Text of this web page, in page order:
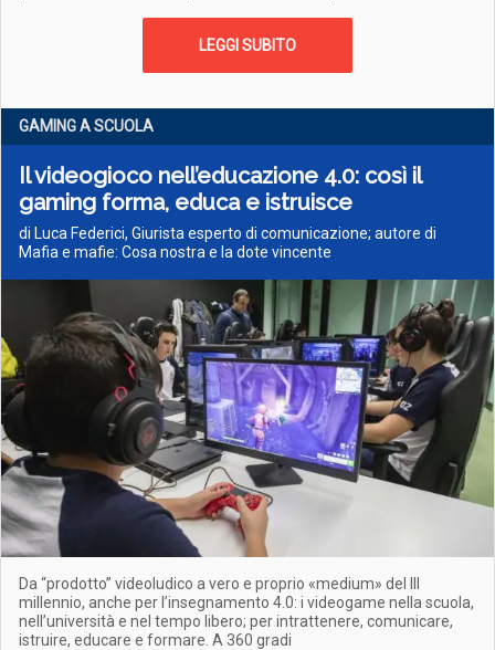
LEGGI SUBITO
GAMING A SCUOLA
Il videogioco nell’educazione 4.0: così il
gaming forma, educa e istruisce
di Luca Federici, Giurista esperto di comunicazione; autore di
Mafia e mafie: Cosa nostra e la dote vincente
Da “prodotto” videoludico a vero e proprio «medium» del III
millennio, anche per l’insegnamento 4.0: i videogame nella scuola,
nell’università e nel tempo libero; per intrattenere, comunicare,
istruire, educare e formare. A 360 gradi